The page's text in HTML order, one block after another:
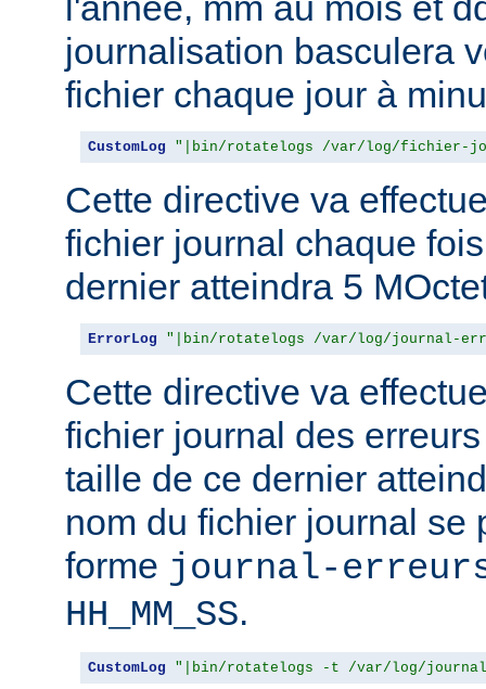
journalisation basculera
fichier chaque jour à
CustomLog "|bin/rotatelogs /var/log/fichier-
Cette directive va
fichier journal chaque
dernier atteindra 5
ErrorLog "|bin/rotatelogs /var/log/journal-
Cette directive va
fichier journal des
taille de ce dernier
nom du fichier journal se
forme journal-
HH_MM_SS.
CustomLog "|bin/rotatelogs -t /var/log/journal